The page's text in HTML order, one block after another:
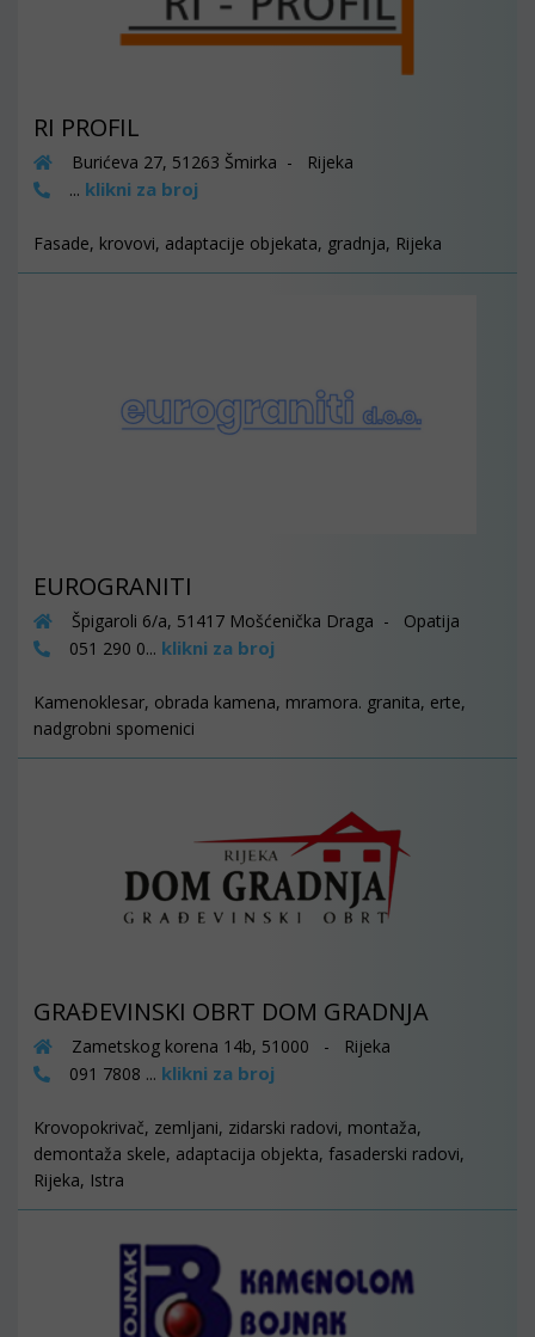
RI PROFIL
Burićeva 27, 51263 Šmirka - Rijeka
... klikni za broj
Fasade, krovovi, adaptacije objekata, gradnja, Rijeka
EUROGRANITI
Špigaroli 6/a, 51417 Mošćenička Draga - Opatija
051 290 0... klikni za broj
Kamenoklesar, obrada kamena, mramora. granita, erte,
nadgrobni spomenici
GRAĐEVINSKI OBRT DOM GRADNJA
Zametskog korena 14b, 51000 - Rijeka
091 7808 ... klikni za broj
Krovopokrivač, zemljani, zidarski radovi, montaža,
demontaža skele, adaptacija objekta, fasaderski radovi,
Rijeka, Istra